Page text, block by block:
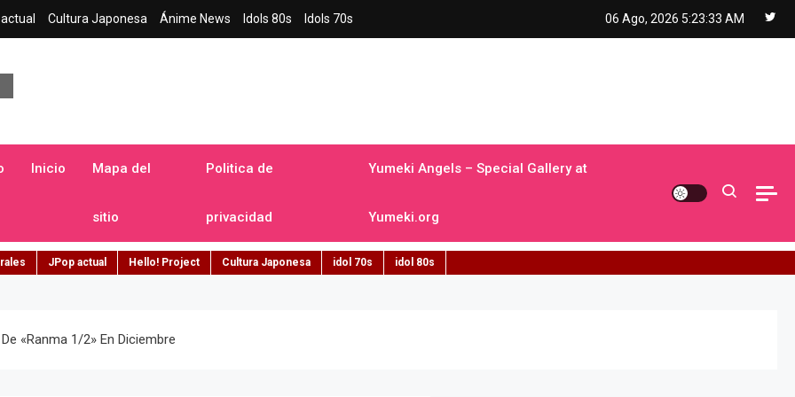
Cultura Japonesa Ánime News Idols 80s Idols 70s 06 Ago, 2026 5:23:34 AM
Inicio Mapa del
sitio
Politica de
privacidad
Yumeki Angels – Special Gallery at
Yumeki.org
JPop actual Hello! Project Cultura Japonesa idol 70s idol 80s
«Ranma 1/2» En Diciembre